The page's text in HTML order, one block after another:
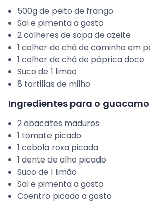
500g de peito de frango
Sal e pimenta a gosto
2 colheres de sopa de azeite
1 colher de chá de cominho em
1 colher de chá de páprica doce
Suco de 1 limão
8 tortillas de milho
Ingredientes para o
2 abacates maduros
1 tomate picado
1 cebola roxa picada
1 dente de alho picado
Suco de 1 limão
Sal e pimenta a gosto
Coentro picado a gosto